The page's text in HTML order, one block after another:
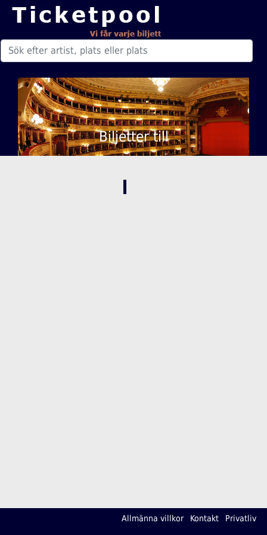
Biljetter till
,
Allmänna villkor Kontakt Privatliv